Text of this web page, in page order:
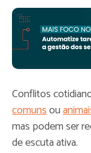
Conflitos
comunsou
mas podem ser
de escuta ativa.